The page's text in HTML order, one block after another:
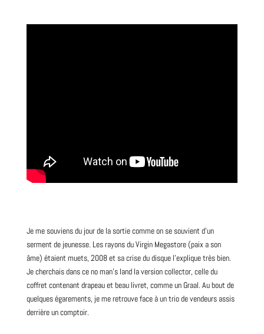
Je me souviens du jour de la sortie comme on se souvient d’un
serment de jeunesse. Les rayons du Virgin Megastore (paix a son
âme) étaient muets, 2008 et sa crise du disque l’explique très bien.
Je cherchais dans ce no man’s land la version collector, celle du
coffret contenant drapeau et beau livret, comme un Graal. Au bout de
quelques égarements, je me retrouve face à un trio de vendeurs assis
derrière un comptoir.